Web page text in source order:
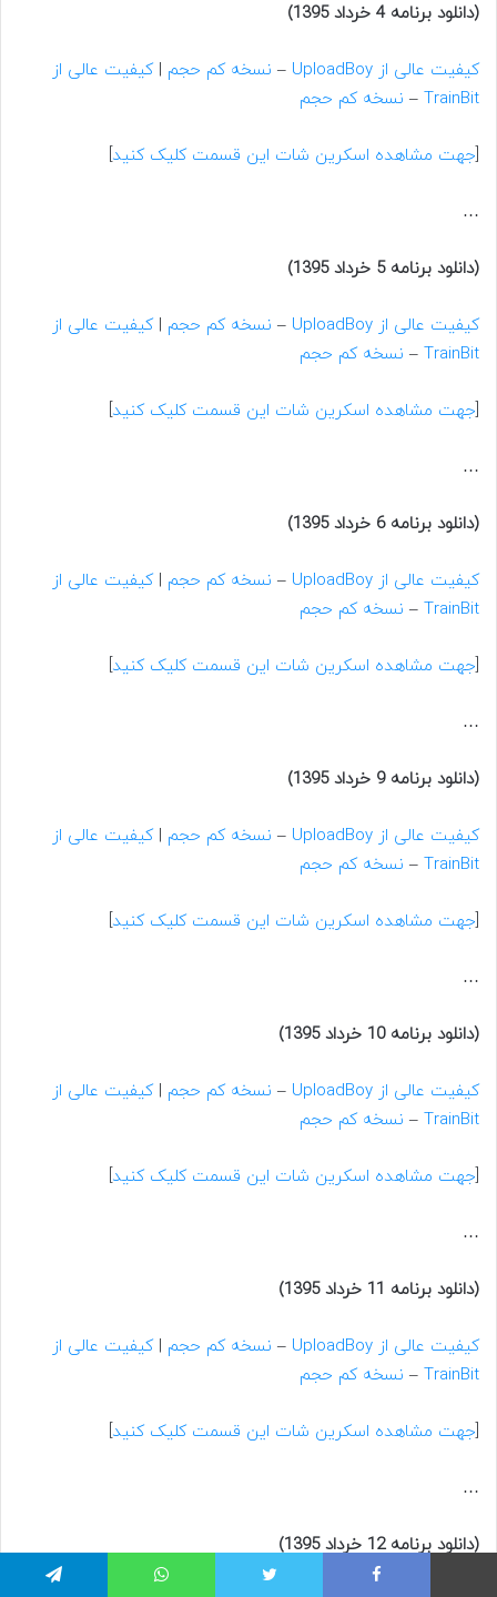
(دانلود برنامه 4 خرداد 1395)
کیفیت عالی از UploadBoy – نسخه کم حجم |کیفیت عالی از
TrainBit
– نسخه کم حجم
[جهت مشاهده اسکرین شات این قسمت کلیک کنید]
…
(دانلود برنامه 5 خرداد 1395)
کیفیت عالی از UploadBoy – نسخه کم حجم |کیفیت عالی از
TrainBit
– نسخه کم حجم
[جهت مشاهده اسکرین شات این قسمت کلیک کنید]
…
(دانلود برنامه 6 خرداد 1395)
کیفیت عالی از UploadBoy – نسخه کم حجم |کیفیت عالی از
TrainBit
– نسخه کم حجم
[جهت مشاهده اسکرین شات این قسمت کلیک کنید]
…
(دانلود برنامه 9 خرداد 1395)
کیفیت عالی از UploadBoy – نسخه کم حجم |کیفیت عالی از
TrainBit
– نسخه کم حجم
[جهت مشاهده اسکرین شات این قسمت کلیک کنید]
…
(دانلود برنامه 10 خرداد 1395)
کیفیت عالی از UploadBoy – نسخه کم حجم |کیفیت عالی از
TrainBit
– نسخه کم حجم
[جهت مشاهده اسکرین شات این قسمت کلیک کنید]
…
(دانلود برنامه 11 خرداد 1395)
کیفیت عالی از UploadBoy – نسخه کم حجم |کیفیت عالی از
TrainBit
– نسخه کم حجم
[جهت مشاهده اسکرین شات این قسمت کلیک کنید]
…
(دانلود برنامه 12 خرداد 1395)